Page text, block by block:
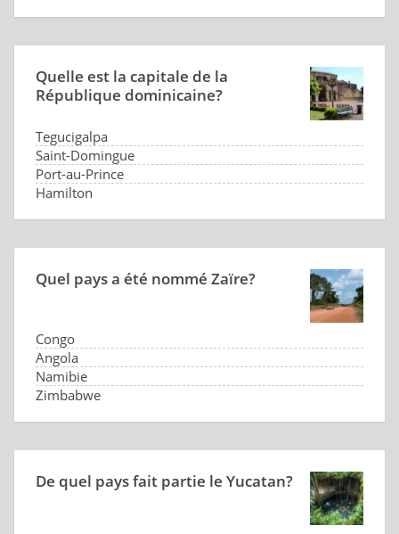
Quelle est la capitale de la
République dominicaine?
Tegucigalpa
Saint-Domingue
Port-au-Prince
Hamilton
Quel pays a été nommé Zaïre?
Congo
Angola
Namibie
Zimbabwe
De quel pays fait partie le Yucatan?